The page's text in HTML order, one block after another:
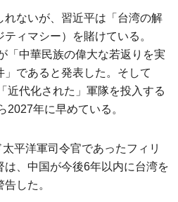
れないが、習近平は「台湾の解
ィマシー）を賭けている。
「中華民族の偉大な若返りを実
であると発表した。そして
近代化された」軍隊を投入する
2027年に早めている。
平洋軍司令官であったフィリ
は、中国が今後6年以内に台湾を
した。